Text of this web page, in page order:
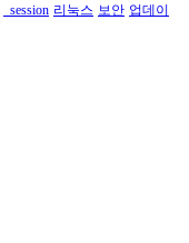
_session 리눅스 보안 업데이